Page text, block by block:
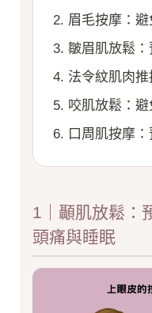
眉毛按摩：
皺眉肌放鬆
法令紋肌肉
咬肌放鬆：
口周肌按摩
1｜顳肌放鬆：
頭痛與睡眠